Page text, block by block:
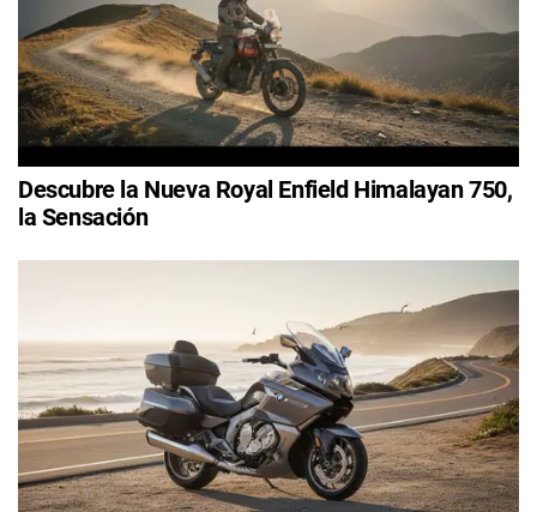
Descubre la Nueva Royal Enfield Himalayan 750,
la Sensación